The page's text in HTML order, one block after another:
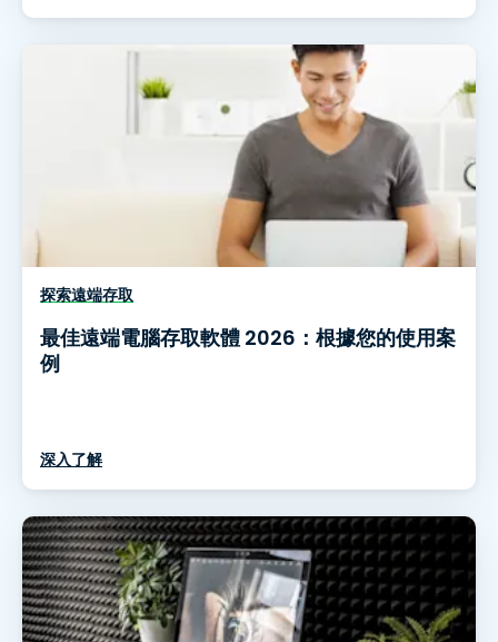
探索遠端存取
最佳遠端電腦存取軟體 2026：根據您的使用案
例
深入了解